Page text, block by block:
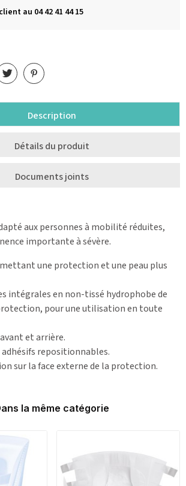
au 04 42 41 44 15
Description
Détails du produit
Documents joints
aux personnes à mobilité réduites,
importante à sévère.
une protection et une peau plus
intégrales en non-tissé hydrophobe de
pour une utilisation en toute
et arrière.
repositionnables.
sur la face externe de la protection.
la même catégorie